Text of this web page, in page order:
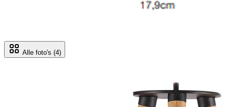
Alle foto's (4)